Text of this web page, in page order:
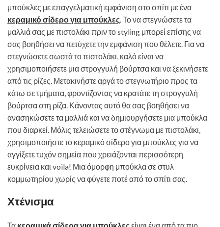
μπούκλες με επαγγελματική εμφάνιση στο σπίτι με ένα
κεραμικό σίδερο για μπούκλες. Το να στεγνώσετε τα
μαλλιά σας με πιστολάκι πριν το styling μπορεί επίσης να
σας βοηθήσει να πετύχετε την εμφάνιση που θέλετε. Για να
στεγνώσετε σωστά το πιστολάκι, καλό είναι να
χρησιμοποιήσετε μια στρογγυλή βούρτσα και να ξεκινήσετε
από τις ρίζες. Μετακινήστε αργά το στεγνωτήριο προς τα
κάτω σε τμήματα, φροντίζοντας να κρατάτε τη στρογγυλή
βούρτσα στη ρίζα. Κάνοντας αυτό θα σας βοηθήσει να
ανασηκώσετε τα μαλλιά και να δημιουργήσετε μια μπούκλα
που διαρκεί. Μόλις τελειώσετε το στέγνωμα με πιστολάκι,
χρησιμοποιήστε το κεραμικό σίδερο για μπούκλες για να
αγγίξετε τυχόν σημεία που χρειάζονται περισσότερη
ευκρίνεια και voila! Μια όμορφη μπούκλα σε στυλ
κομμωτηρίου χωρίς να φύγετε ποτέ από το σπίτι σας.
Χτένισμα